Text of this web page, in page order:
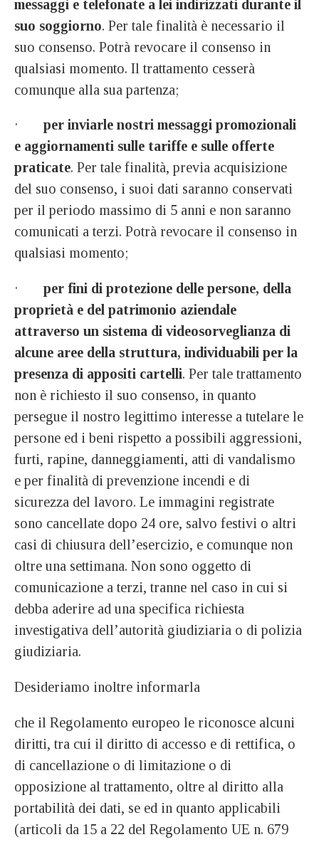
messaggi e telefonate a lei indirizzati durante il
suo soggiorno. Per tale finalità è necessario il
suo consenso. Potrà revocare il consenso in
qualsiasi momento. Il trattamento cesserà
comunque alla sua partenza;
· per inviarle nostri messaggi promozionali
e aggiornamenti sulle tariffe e sulle offerte
praticate. Per tale finalità, previa acquisizione
del suo consenso, i suoi dati saranno conservati
per il periodo massimo di 5 anni e non saranno
comunicati a terzi. Potrà revocare il consenso in
qualsiasi momento;
· per fini di protezione delle persone, della
proprietà e del patrimonio aziendale
attraverso un sistema di videosorveglianza di
alcune aree della struttura, individuabili per la
presenza di appositi cartelli. Per tale trattamento
non è richiesto il suo consenso, in quanto
persegue il nostro legittimo interesse a tutelare le
persone ed i beni rispetto a possibili aggressioni,
furti, rapine, danneggiamenti, atti di vandalismo
e per finalità di prevenzione incendi e di
sicurezza del lavoro. Le immagini registrate
sono cancellate dopo 24 ore, salvo festivi o altri
casi di chiusura dell’esercizio, e comunque non
oltre una settimana. Non sono oggetto di
comunicazione a terzi, tranne nel caso in cui si
debba aderire ad una specifica richiesta
investigativa dell’autorità giudiziaria o di polizia
giudiziaria.
Desideriamo inoltre informarla
che il Regolamento europeo le riconosce alcuni
diritti, tra cui il diritto di accesso e di rettifica, o
di cancellazione o di limitazione o di
opposizione al trattamento, oltre al diritto alla
portabilità dei dati, se ed in quanto applicabili
(articoli da 15 a 22 del Regolamento UE n. 679